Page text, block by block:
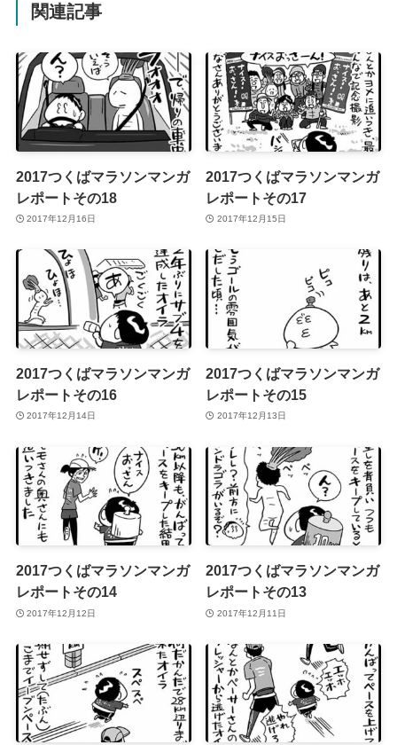
関連記事
2017つくばマラソンマンガ
レポートその18
2017年12月16日
2017つくばマラソンマンガ
レポートその17
2017年12月15日
2017つくばマラソンマンガ
レポートその16
2017年12月14日
2017つくばマラソンマンガ
レポートその15
2017年12月13日
2017つくばマラソンマンガ
レポートその14
2017年12月12日
2017つくばマラソンマンガ
レポートその13
2017年12月11日